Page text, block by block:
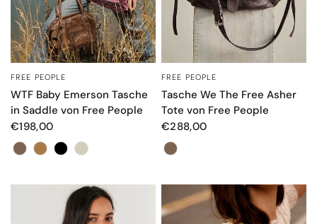
SCHNELLANSICHT
FREE PEOPLE
WTF Baby Emerson Tasche
in Saddle von Free People
€198,00
Color
SCHNELLANSICHT
FREE PEOPLE
Tasche We The Free Asher
Tote von Free People
€288,00
Farbe